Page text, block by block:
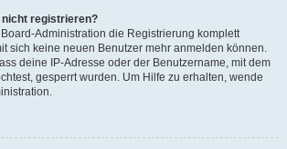
registrieren?
Administration die Registrierung komplett
sich keine neuen Benutzer mehr anmelden können.
deine IP-Adresse oder der Benutzername, mit dem
gesperrt wurden. Um Hilfe zu erhalten, wende